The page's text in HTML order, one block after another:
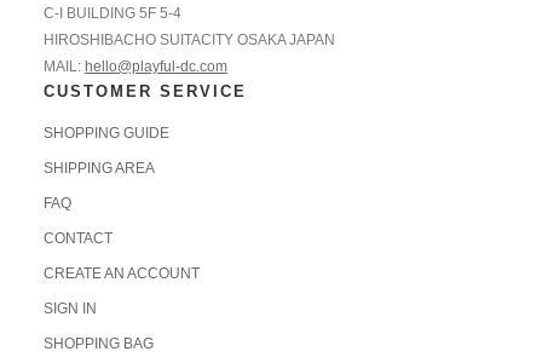
C-I BUILDING 5F 5-4
HIROSHIBACHO SUITACITY OSAKA JAPAN
MAIL: hello@playful-dc.com
CUSTOMER SERVICE
SHOPPING GUIDE
SHIPPING AREA
FAQ
CONTACT
CREATE AN ACCOUNT
SIGN IN
SHOPPING BAG